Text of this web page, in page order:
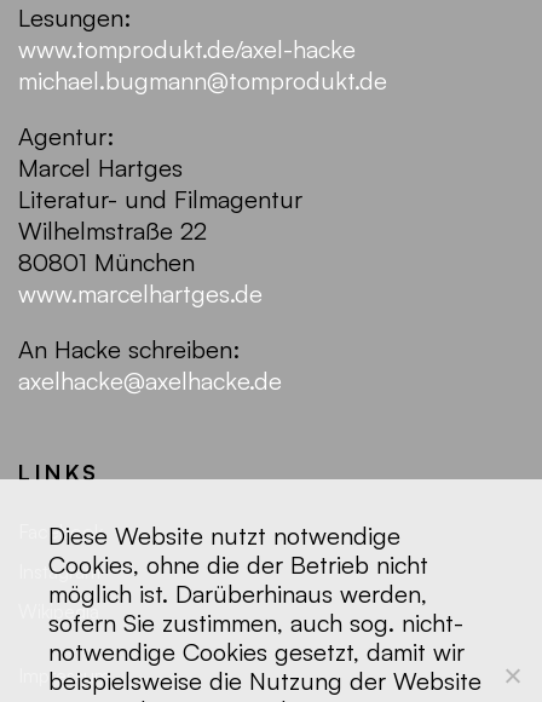
Lesungen:
www.tomprodukt.de/axel-hacke
michael.bugmann@tomprodukt.de
Agentur:
Marcel Hartges
Literatur- und Filmagentur
Wilhelmstraße 22
80801 München
www.marcelhartges.de
An Hacke schreiben:
axelhacke@axelhacke.de
LINKS
Facebook
Instagram
Wikipedia
Impressum
Diese Website nutzt notwendige
Cookies, ohne die der Betrieb nicht
möglich ist. Darüberhinaus werden,
sofern Sie zustimmen, auch sog. nicht-
notwendige Cookies gesetzt, damit wir
beispielsweise die Nutzung der Website